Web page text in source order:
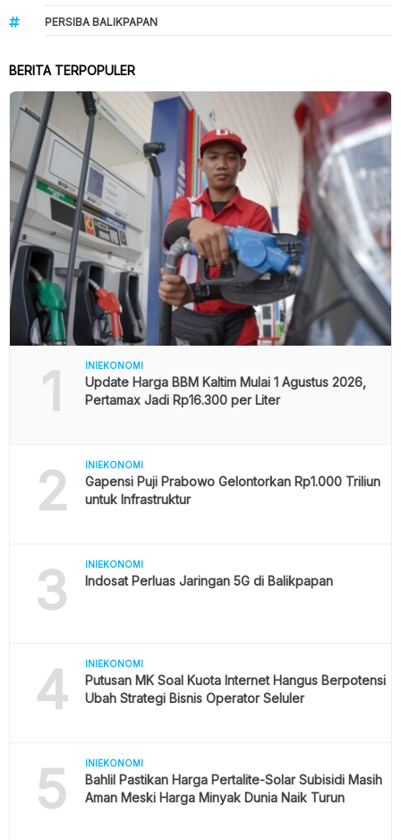
PERSIBA BALIKPAPAN
BERITA TERPOPULER
1 INIEKONOMI
Update Harga BBM Kaltim Mulai 1 Agustus 2026,
Pertamax Jadi Rp16.300 per Liter
2 INIEKONOMI
Gapensi Puji Prabowo Gelontorkan Rp1.000 Triliun
untuk Infrastruktur
3 INIEKONOMI
Indosat Perluas Jaringan 5G di Balikpapan
4 INIEKONOMI
Putusan MK Soal Kuota Internet Hangus Berpotensi
Ubah Strategi Bisnis Operator Seluler
5 INIEKONOMI
Bahlil Pastikan Harga Pertalite-Solar Subisidi Masih
Aman Meski Harga Minyak Dunia Naik Turun